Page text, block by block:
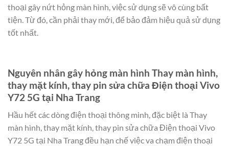
thoại gây nứt hỏng màn hình, việc sử dụng sẽ vô cùng bất
tiện. Từ đó, cần phải thay mới, để bảo đảm hiệu quả sử dụng
tốt nhất.
Nguyên nhân gây hỏng màn hình Thay màn hình,
thay mặt kính, thay pin sửa chữa Điện thoại Vivo
Y72 5G tại Nha Trang
Hầu hết các dòng điện thoại thông minh, đặc biệt là Thay
màn hình, thay mặt kính, thay pin sửa chữa Điện thoại Vivo
Y72 5G tại Nha Trang đều hạn chế việc va chạm điện thoại